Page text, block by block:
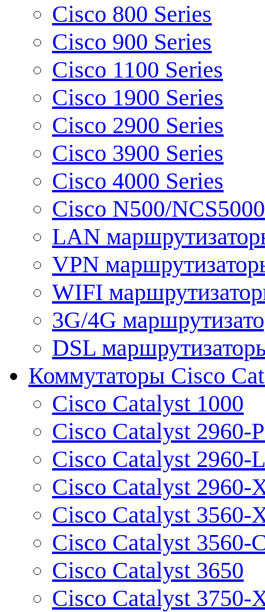
Cisco 800 Series
Cisco 900 Series
Cisco 1100 Series
Cisco 1900 Series
Cisco 2900 Series
Cisco 3900 Series
Cisco 4000 Series
Cisco N500/
LAN
VPN
WIFI
3G/4G
DSL
Коммутаторы Cisco
Cisco Catalyst 1000
Cisco Catalyst 2960-
Cisco Catalyst 2960-L
Cisco Catalyst 2960-
Cisco Catalyst 3560-
Cisco Catalyst 3560-
Cisco Catalyst 3650
Cisco Catalyst 3750-